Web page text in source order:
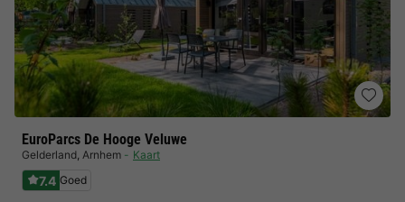
EuroParcs De Hooge Veluwe
Gelderland, Arnhem Kaart
7.4 Goed